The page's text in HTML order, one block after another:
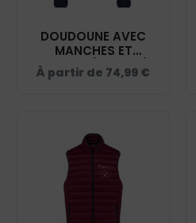
DOUDOUNE AVEC
MANCHES ET
CAPUCHE (ENFANT) -
ECURIE COEUR DE
À partir de 74,99 €